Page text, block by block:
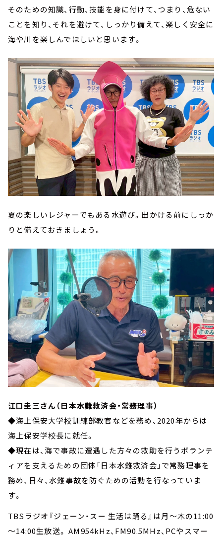
そのための知識、行動、技能を身に付けて、つまり、危ない
ことを知り、それを避けて、しっかり備えて、楽しく安全に
海や川を楽しんでほしいと思います。
夏の楽しいレジャーでもある水遊び。出かける前にしっか
りと備えておきましょう。
江口圭三さん（日本水難救済会・常務理事）
◆海上保安大学校訓練部教官などを務め、2020年からは
海上保安学校長に就任。
◆現在は、海で事故に遭遇した方々の救助を行うボランテ
ィアを支えるための団体「日本水難救済会」で常務理事を
務め、日々、水難事故を防ぐための活動を行なっていま
す。
TBSラジオ『ジェーン・スー 生活は踊る』は月～木の11:00
～14:00生放送。 AM954kHz、FM90.5MHz、PCやスマー